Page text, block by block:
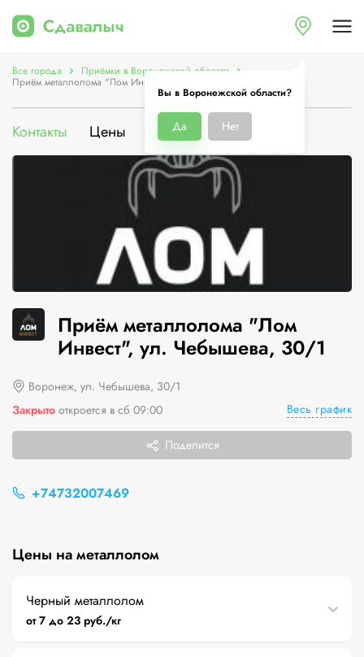
Вы в Воронежской области?
Да Нет
Все города Приёмки в Воронежской области
Приём металлолома "Лом Инвест", ул. Чебышева, 30/1
Контакты Цены Услуги О компании
Приём металлолома "Лом
Инвест", ул. Чебышева, 30/1
Воронеж, ул. Чебышева, 30/1
Закрыто откроется в сб 09:00 Весь график
Поделится
+74732007469
Цены на металлолом
Черный металлолом
от 7 до 23 руб./кг